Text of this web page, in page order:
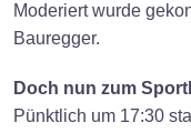
Moderiert wurde
Bauregger.
Doch nun zum
Pünktlich um 17:30